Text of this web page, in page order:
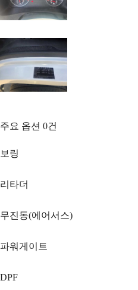
주요 옵션 0건
보링
리타더
무진동(에어서스)
파워게이트
DPF